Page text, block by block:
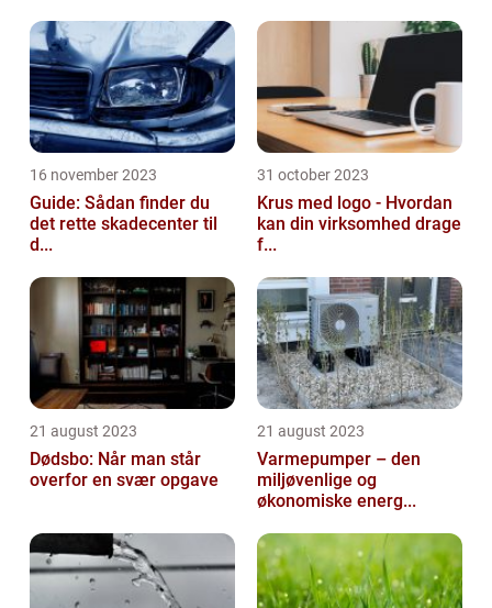
16 november 2023
Guide: Sådan finder du
det rette skadecenter til
d...
31 october 2023
Krus med logo - Hvordan
kan din virksomhed drage
f...
21 august 2023
Dødsbo: Når man står
overfor en svær opgave
21 august 2023
Varmepumper – den
miljøvenlige og
økonomiske energ...